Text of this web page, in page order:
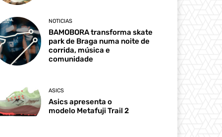
NOTICIAS
BAMOBORA transforma skate
park de Braga numa noite de
corrida, música e
comunidade
ASICS
Asics apresenta o
modelo Metafuji Trail 2